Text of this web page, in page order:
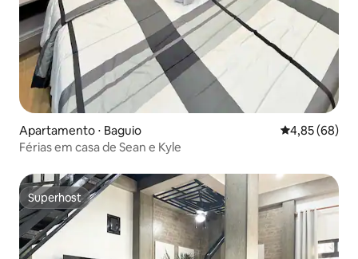
Apartamento ⋅ Baguio 4,85 de uma
4,85 (68)
Férias em casa de Sean e Kyle
Superhost
Superhost